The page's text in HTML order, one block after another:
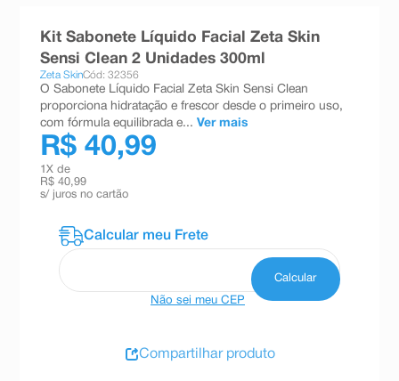
Kit Sabonete Líquido Facial Zeta Skin
Sensi Clean 2 Unidades 300ml
Zeta SkinCód: 32356
O Sabonete Líquido Facial Zeta Skin Sensi Clean
proporciona hidratação e frescor desde o primeiro uso,
com fórmula equilibrada e... Ver mais
R$ 40,99
1 X de
R$ 40,99
s/ juros no cartão
Não sei meu CEP
Compartilhar produto
esmalte
10ºabsorvente